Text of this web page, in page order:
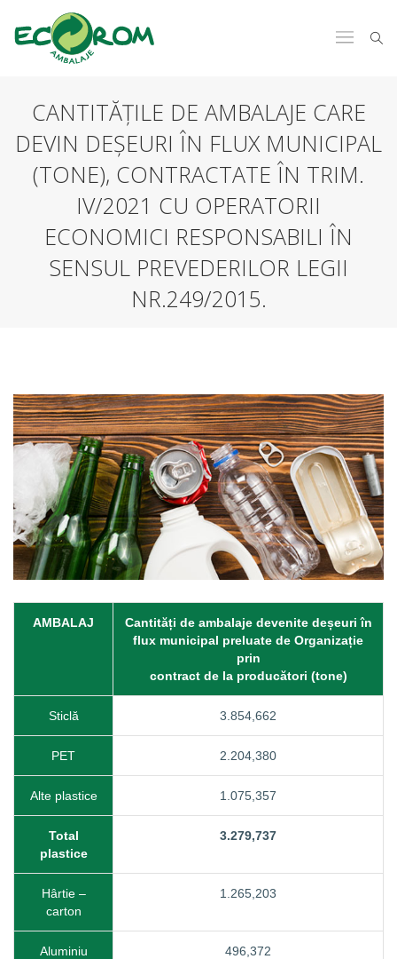
CANTITĂȚILE DE AMBALAJE CARE
DEVIN DEȘEURI ÎN FLUX MUNICIPAL
(TONE), CONTRACTATE ÎN TRIM.
IV/2021 CU OPERATORII
ECONOMICI RESPONSABILI ÎN
SENSUL PREVEDERILOR LEGII
NR.249/2015.
AMBALAJ
Cantități de ambalaje devenite deșeuri în
flux municipal preluate de Organizație
prin
contract de la producători (tone)
Sticlă 3.854,662
PET 2.204,380
Alte plastice 1.075,357
Total
plastice
3.279,737
Hârtie –
carton
1.265,203
Aluminiu 496,372